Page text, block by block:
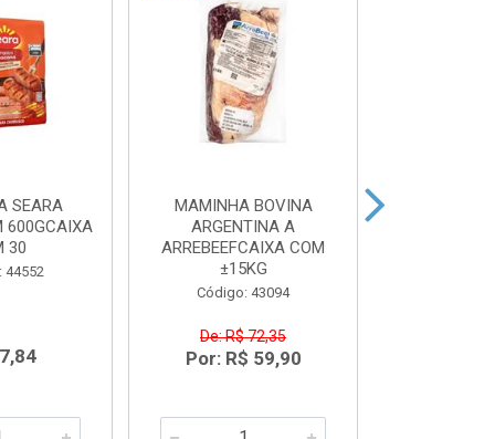
SEARA
600GCAIXA
30
44552
MAMINHA BOVINA
ARGENTINA A
ARREBEEFCAIXA COM
±15KG
Código: 43094
De: R$ 72,35
Por: R$ 59,90